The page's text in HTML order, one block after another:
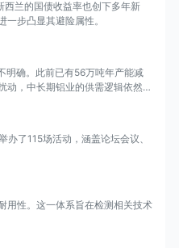
兰的国债收益率也创下多年新
步凸显其避险属性。
明确。此前已有56万吨年产能减
动，中长期铝业的供需逻辑依然稳
了115场活动，涵盖论坛会议、
用性。这一体系旨在检测相关技术